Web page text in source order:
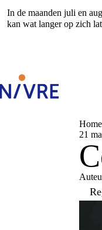
In de maanden juli en
kan wat langer op zich
Home
21